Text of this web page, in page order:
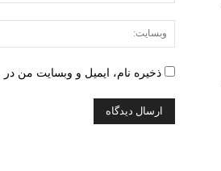
ذخیره نام، ایمیل و وبسایت من